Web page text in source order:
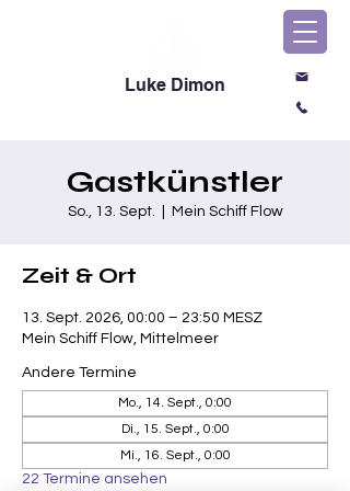
Luke Dimon
Gastkünstler
So., 13. Sept. Mein Schiff Flow
Zeit & Ort
13. Sept. 2026, 00:00 – 23:50 MESZ
Mein Schiff Flow, Mittelmeer
Andere Termine
Mo., 14. Sept., 0:00
Di., 15. Sept., 0:00
Mi., 16. Sept., 0:00
22 Termine ansehen